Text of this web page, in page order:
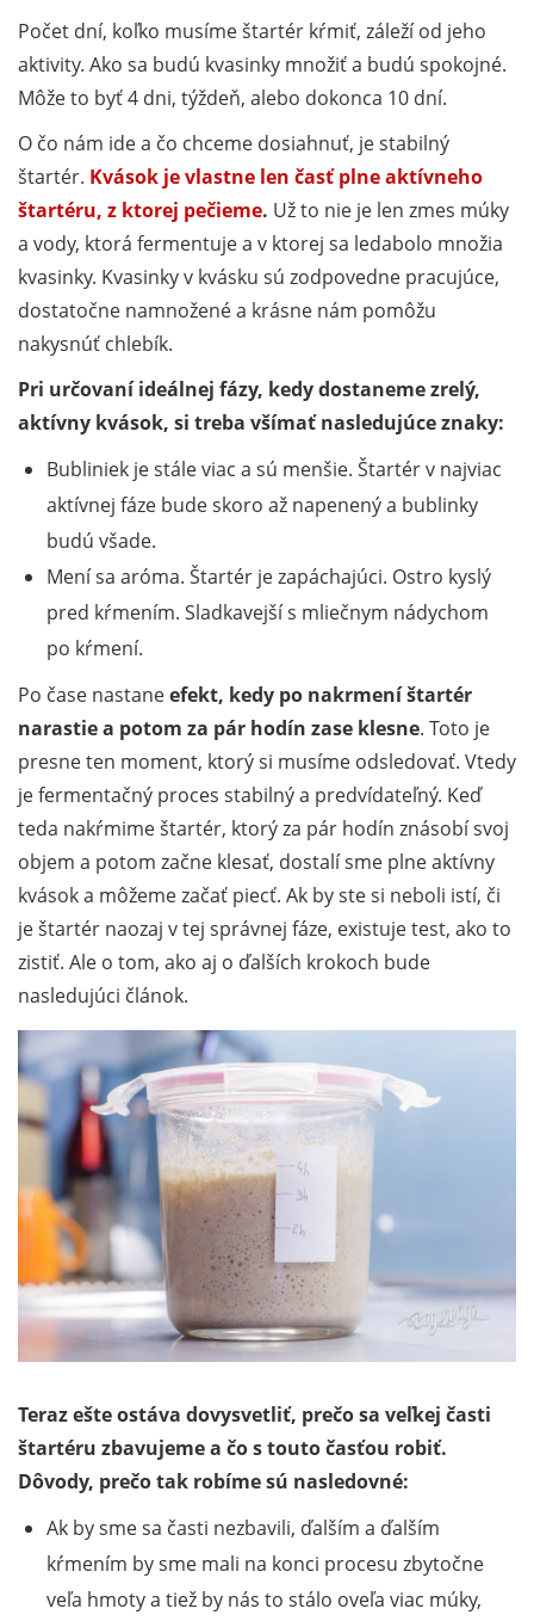
Počet dní, koľko musíme štartér kŕmiť, záleží od jeho
aktivity. Ako sa budú kvasinky množiť a budú spokojné.
Môže to byť 4 dni, týždeň, alebo dokonca 10 dní.
O čo nám ide a čo chceme dosiahnuť, je stabilný
štartér. Kvások je vlastne len časť plne aktívneho
štartéru, z ktorej pečieme. Už to nie je len zmes múky
a vody, ktorá fermentuje a v ktorej sa ledabolo množia
kvasinky. Kvasinky v kvásku sú zodpovedne pracujúce,
dostatočne namnožené a krásne nám pomôžu
nakysnúť chlebík.
Pri určovaní ideálnej fázy, kedy dostaneme zrelý,
aktívny kvások, si treba všímať nasledujúce znaky:
Bubliniek je stále viac a sú menšie. Štartér v najviac
aktívnej fáze bude skoro až napenený a bublinky
budú všade.
Mení sa aróma. Štartér je zapáchajúci. Ostro kyslý
pred kŕmením. Sladkavejší s mliečnym nádychom
po kŕmení.
Po čase nastaneefekt, kedy po nakrmení štartér
narastie a potom za pár hodín zase klesne. Toto je
presne ten moment, ktorý si musíme odsledovať. Vtedy
je fermentačný proces stabilný a predvídateľný. Keď
teda nakŕmime štartér, ktorý za pár hodín znásobí svoj
objem a potom začne klesať, dostalí sme plne aktívny
kvások a môžeme začať piecť. Ak by ste si neboli istí, či
je štartér naozaj v tej správnej fáze, existuje test, ako to
zistiť. Ale o tom, ako aj o ďalších krokoch bude
nasledujúci článok.
Teraz ešte ostáva dovysvetliť, prečo sa veľkej časti
štartéru zbavujeme a čo s touto časťou robiť.
Dôvody, prečo tak robíme sú nasledovné:
Ak by sme sa časti nezbavili, ďalším a ďalším
kŕmením by sme mali na konci procesu zbytočne
veľa hmoty a tiež by nás to stálo oveľa viac múky,